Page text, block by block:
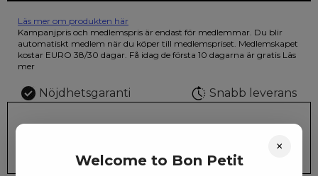
Läs mer om produkten här
12 färgpennor som du kan färglägga dina teckningar med. På
illustrationen på den vackra askan finns fjärilar i vilda fluorescerande
färger.
Kampanjpris och medlemspris är endast för medlemmar. Du blir
automatiskt medlem när du köper till medlemspriset. Medlemskapet
kostar EURO 38/30 dagar. Få idag de första 10 dagarna är gratis Läs
mer
Nöjdhetsgaranti Snabb leverans
×
Welcome to Bon Petit